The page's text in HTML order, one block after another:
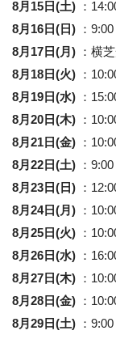
8月15日(土)
：
8月16日(日)
：
8月17日(月)
：横
8月18日(火)
：
8月19日(水)
：
8月20日(木)
：
8月21日(金)
：
8月22日(土)
：
8月23日(日)
：
8月24日(月)
：
8月25日(火)
：
8月26日(水)
：
8月27日(木)
：
8月28日(金)
：
8月29日(土)
：